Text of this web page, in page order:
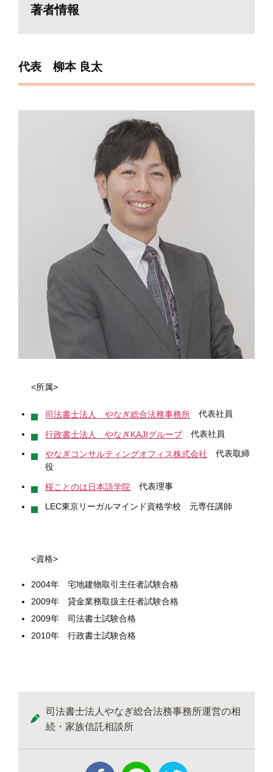
著者情報
代表 柳本 良太
<所属>
司法書士法人 やなぎ総合法務事務所 代表社員
行政書士法人 やなぎKAJIグループ代表社員
やなぎコンサルティングオフィス株式会社 代表取締
役
桜ことのは日本語学院 代表理事
LEC東京リーガルマインド資格学校 元専任講師
<資格>
2004年 宅地建物取引主任者試験合格
2009年 貸金業務取扱主任者試験合格
2009年 司法書士試験合格
2010年 行政書士試験合格
司法書士法人やなぎ総合法務事務所運営の相
続・家族信託相談所